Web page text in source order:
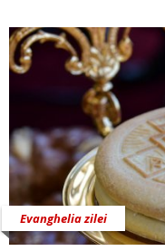
Evanghelia zilei